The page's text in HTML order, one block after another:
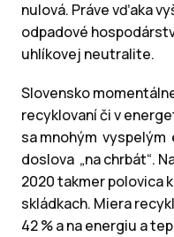
nulová. Práve vďaka
odpadové
uhlíkovej neutralite.
Slovensko
recyklovaní či v
sa mnohým vyspelým
doslova „na chrbát“.
2020 takmer polovica
skládkach. Miera
42 % a na energiu a